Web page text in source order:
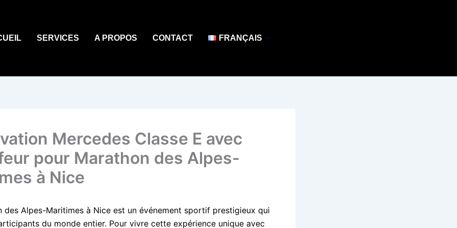
SERVICES A PROPOS CONTACT FRANÇAIS
Mercedes Classe E avec
pour Marathon des Alpes-
à Nice
des Alpes-Maritimes à Nice est un événement sportif prestigieux qui
du monde entier. Pour vivre cette expérience unique avec